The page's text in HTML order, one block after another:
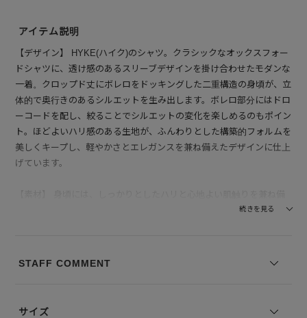
アイテム説明
【デザイン】 HYKE(ハイク)のシャツ。クラシックなオックスフォー
ドシャツに、透け感のあるスリーブデザインを掛け合わせたモダンな
一着。クロップド丈にボレロをドッキングした二重構造の身頃が、立
体的で奥行きのあるシルエットを生み出します。ボレロ部分にはドロ
ーコードを配し、絞ることでシルエットの変化を楽しめるのもポイン
ト。ほどよいハリ感のある生地が、ふんわりとした構築的フォルムを
美しくキープし、軽やかさとエレガンスを兼ね備えたデザインに仕上
げています。
えたコットンオックスフォード生地を使用。快適な着心地と上質感を
続きを見る
STAFF COMMENT
サイズ